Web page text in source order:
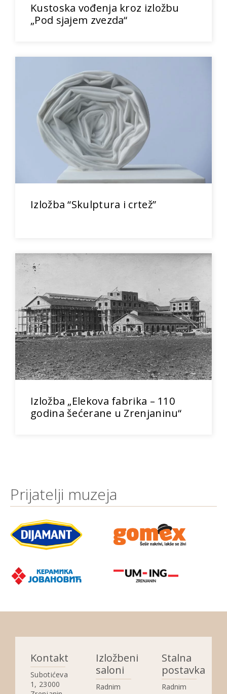
Kustoska vođenja kroz izložbu
„Pod sjajem zvezda“
Izložba “Skulptura i crtež”
Izložba „Elekova fabrika – 110
godina šećerane u Zrenjaninu“
Prijatelji muzeja
Kontakt
Subotićeva
1, 23000
Izložbeni
saloni
Radnim
Stalna
postavka
Radnim